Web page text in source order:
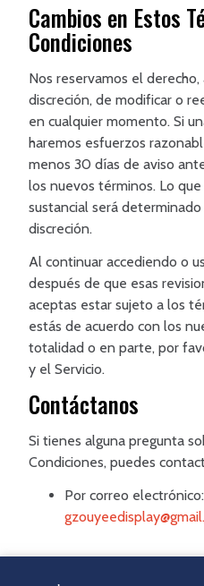
Cambios en Estos
Condiciones
Nos reservamos el
discreción, de modificar o
en cualquier momento. Si
haremos esfuerzos
menos 30 días de aviso
los nuevos términos. Lo
sustancial será
discreción.
Al continuar accediendo o
después de que esas
aceptas estar sujeto a los
estás de acuerdo con los
totalidad o en parte, por
y el Servicio.
Contáctanos
Si tienes alguna pregunta
Condiciones, puedes
Por correo electrónico: